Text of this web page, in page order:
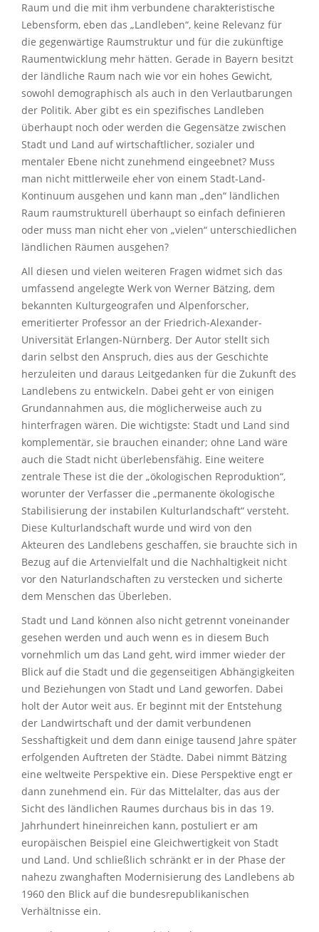
Raum und die mit ihm verbundene charakteristische
Lebensform, eben das „Landleben“, keine Relevanz für
die gegenwärtige Raumstruktur und für die zukünftige
Raumentwicklung mehr hätten. Gerade in Bayern besitzt
der ländliche Raum nach wie vor ein hohes Gewicht,
sowohl demographisch als auch in den Verlautbarungen
der Politik. Aber gibt es ein spezifisches Landleben
überhaupt noch oder werden die Gegensätze zwischen
Stadt und Land auf wirtschaftlicher, sozialer und
mentaler Ebene nicht zunehmend eingeebnet? Muss
man nicht mittlerweile eher von einem Stadt-Land-
Kontinuum ausgehen und kann man „den“ ländlichen
Raum raumstrukturell überhaupt so einfach definieren
oder muss man nicht eher von „vielen“ unterschiedlichen
ländlichen Räumen ausgehen?
All diesen und vielen weiteren Fragen widmet sich das
umfassend angelegte Werk von Werner Bätzing, dem
bekannten Kulturgeografen und Alpenforscher,
emeritierter Professor an der Friedrich-Alexander-
Universität Erlangen-Nürnberg. Der Autor stellt sich
darin selbst den Anspruch, dies aus der Geschichte
herzuleiten und daraus Leitgedanken für die Zukunft des
Landlebens zu entwickeln. Dabei geht er von einigen
Grundannahmen aus, die möglicherweise auch zu
hinterfragen wären. Die wichtigste: Stadt und Land sind
komplementär, sie brauchen einander; ohne Land wäre
auch die Stadt nicht überlebensfähig. Eine weitere
zentrale These ist die der „ökologischen Reproduktion“,
worunter der Verfasser die „permanente ökologische
Stabilisierung der instabilen Kulturlandschaft“ versteht.
Diese Kulturlandschaft wurde und wird von den
Akteuren des Landlebens geschaffen, sie brauchte sich in
Bezug auf die Artenvielfalt und die Nachhaltigkeit nicht
vor den Naturlandschaften zu verstecken und sicherte
dem Menschen das Überleben.
Stadt und Land können also nicht getrennt voneinander
gesehen werden und auch wenn es in diesem Buch
vornehmlich um das Land geht, wird immer wieder der
Blick auf die Stadt und die gegenseitigen Abhängigkeiten
und Beziehungen von Stadt und Land geworfen. Dabei
holt der Autor weit aus. Er beginnt mit der Entstehung
der Landwirtschaft und der damit verbundenen
Sesshaftigkeit und dem dann einige tausend Jahre später
erfolgenden Auftreten der Städte. Dabei nimmt Bätzing
eine weltweite Perspektive ein. Diese Perspektive engt er
dann zunehmend ein. Für das Mittelalter, das aus der
Sicht des ländlichen Raumes durchaus bis in das 19.
Jahrhundert hineinreichen kann, postuliert er am
europäischen Beispiel eine Gleichwertigkeit von Stadt
und Land. Und schließlich schränkt er in der Phase der
nahezu zwanghaften Modernisierung des Landlebens ab
1960 den Blick auf die bundesrepublikanischen
Verhältnisse ein.